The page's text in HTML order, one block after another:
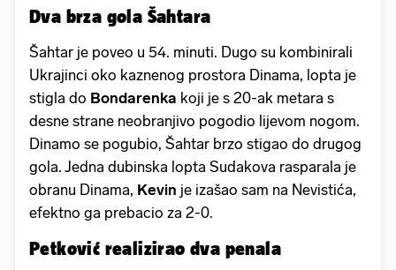
Dva brza gola Šahtara
Šahtar je poveo u 54. minuti. Dugo su kombinirali
Ukrajinci oko kaznenog prostora Dinama, lopta je
stigla do Bondarenka koji je s 20-ak metara s
desne strane neobranjivo pogodio lijevom nogom.
Dinamo se pogubio, Šahtar brzo stigao do drugog
gola. Jedna dubinska lopta Sudakova rasparala je
obranu Dinama, Kevin je izašao sam na Nevistića,
efektno ga prebacio za 2-0.
Petković realizirao dva penala